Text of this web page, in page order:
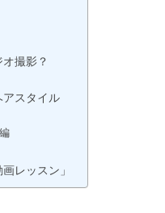
撮影？
スタイル
レッスン」